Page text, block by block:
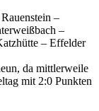
–
–
– Effelder
da mittlerweile
mit 2:0 Punkten